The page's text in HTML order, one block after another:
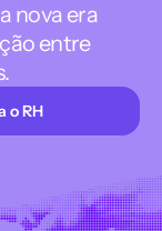
nova era
entre
o RH